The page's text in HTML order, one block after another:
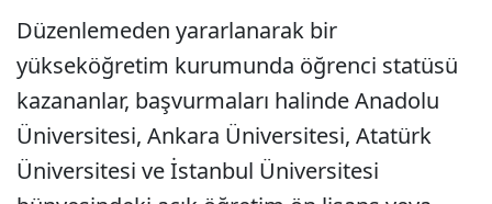
Düzenlemeden yararlanarak bir
yükseköğretim kurumunda öğrenci statüsü
kazananlar, başvurmaları halinde Anadolu
Üniversitesi, Ankara Üniversitesi, Atatürk
Üniversitesi ve İstanbul Üniversitesi